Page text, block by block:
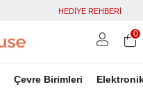
HEDİYE REHBERİ
Çevre Birimleri
0